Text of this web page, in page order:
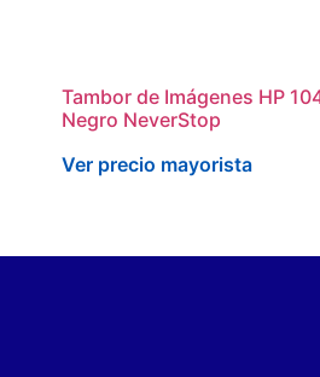
Tambor de Imágenes HP
Negro NeverStop
Ver precio mayorista